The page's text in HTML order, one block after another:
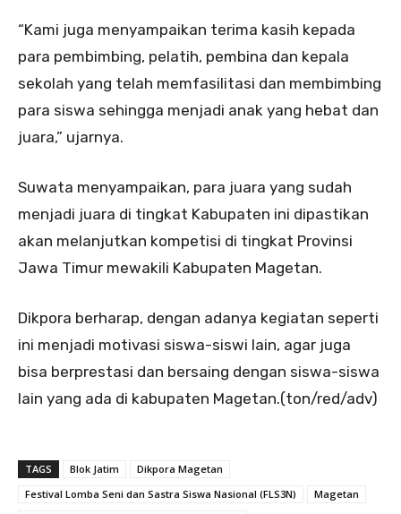
“Kami juga menyampaikan terima kasih kepada
para pembimbing, pelatih, pembina dan kepala
sekolah yang telah memfasilitasi dan membimbing
para siswa sehingga menjadi anak yang hebat dan
juara,” ujarnya.
Suwata menyampaikan, para juara yang sudah
menjadi juara di tingkat Kabupaten ini dipastikan
akan melanjutkan kompetisi di tingkat Provinsi
Jawa Timur mewakili Kabupaten Magetan.
Dikpora berharap, dengan adanya kegiatan seperti
ini menjadi motivasi siswa-siswi lain, agar juga
bisa berprestasi dan bersaing dengan siswa-siswa
lain yang ada di kabupaten Magetan.(ton/red/adv)
TAGS Blok Jatim
Dikpora Magetan
Festival Lomba Seni dan Sastra Siswa Nasional (FLS3N)
Magetan